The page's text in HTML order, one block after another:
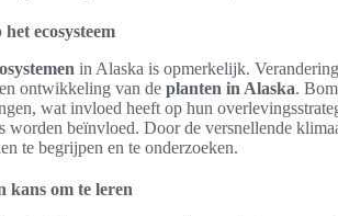
ecosysteem
in Alaska is opmerkelijk.
ontwikkeling van de planten in Alaska.
wat invloed heeft op hun
worden beïnvloed. Door de versnellende
te begrijpen en te onderzoeken.
kans om te leren